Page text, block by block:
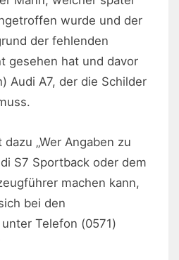
wurde und der
der fehlenden
gesehen hat und davor
Audi A7, der die Schilder
„Wer Angaben zu
S7 Sportback oder dem
machen kann,
bei den
Telefon (0571)